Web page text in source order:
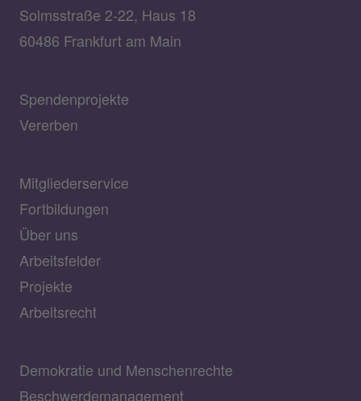
Solmsstraße 2-22, Haus 18
60486 Frankfurt am Main
Spendenprojekte
Vererben
Mitgliederservice
Fortbildungen
Über uns
Arbeitsfelder
Projekte
Arbeitsrecht
Demokratie und Menschenrechte
Beschwerdemanagement